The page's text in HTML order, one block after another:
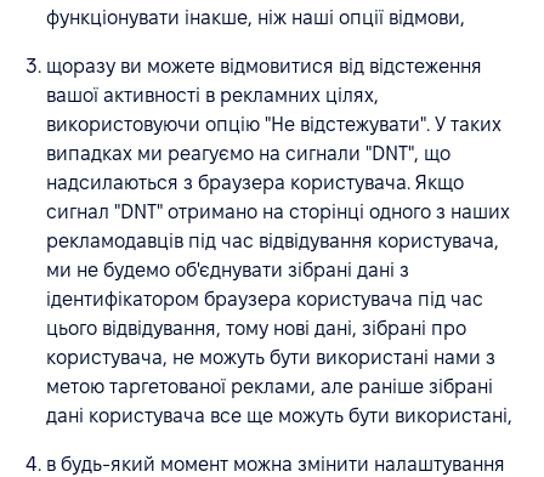
функціонувати інакше, ніж наші опції відмови,
щоразу ви можете відмовитися від відстеження
вашої активності в рекламних цілях,
використовуючи опцію "Не відстежувати". У таких
випадках ми реагуємо на сигнали "DNT", що
надсилаються з браузера користувача. Якщо
сигнал "DNT" отримано на сторінці одного з наших
рекламодавців під час відвідування користувача,
ми не будемо об'єднувати зібрані дані з
ідентифікатором браузера користувача під час
цього відвідування, тому нові дані, зібрані про
користувача, не можуть бути використані нами з
метою таргетованої реклами, але раніше зібрані
дані користувача все ще можуть бути використані,
в будь-який момент можна змінити налаштування